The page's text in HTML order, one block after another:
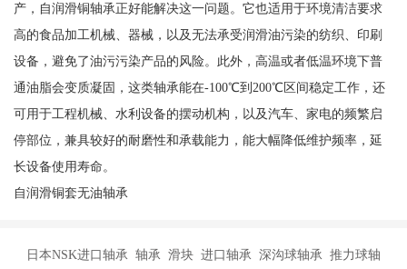
产，自润滑铜轴承正好能解决这一问题。它也适用于环境清洁要求
高的食品加工机械、器械，以及无法承受润滑油污染的纺织、印刷
设备，避免了油污污染产品的风险。此外，高温或者低温环境下普
通油脂会变质凝固，这类轴承能在-100℃到200℃区间稳定工作，还
可用于工程机械、水利设备的摆动机构，以及汽车、家电的频繁启
停部位，兼具较好的耐磨性和承载能力，能大幅降低维护频率，延
长设备使用寿命。
自润滑铜套无油轴承
日本NSK进口轴承 轴承 滑块 进口轴承 深沟球轴承 推力球轴